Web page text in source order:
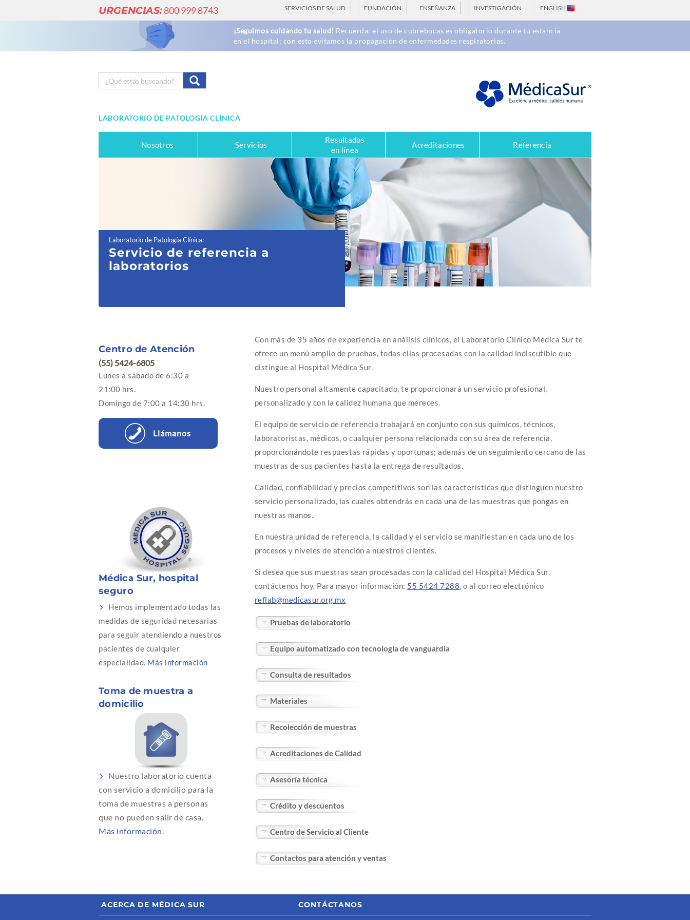
URGENCIAS:800 999 8743 SERVICIOS DE SALUD FUNDACIÓN ENSEÑANZA INVESTIGACIÓN ENGLISH
¡Seguimos cuidando tu salud! Recuerda: el uso de cubrebocas es obligatorio durante tu estancia
en el hospital; con esto evitamos la propagación de enfermedades respiratorias.
LABORATORIO DE PATOLOGÍA CLÍNICA
Nosotros Servicios
Resultados
en línea
Acreditaciones Referencia
Laboratorio de Patología Clínica:
Servicio de referencia a
laboratorios
Con más de 35 años de experiencia en análisis clínicos, el Laboratorio Clínico Médica Sur te
ofrece un menú amplio de pruebas, todas ellas procesadas con la calidad indiscutible que
distingue al Hospital Médica Sur.
Nuestro personal altamente capacitado, te proporcionará un servicio profesional,
personalizado y con la calidez humana que mereces.
El equipo de servicio de referencia trabajará en conjunto con sus químicos, técnicos,
laboratoristas, médicos, o cualquier persona relacionada con su área de referencia,
proporcionándote respuestas rápidas y oportunas; además de un seguimiento cercano de las
muestras de sus pacientes hasta la entrega de resultados.
Calidad, confiabilidad y precios competitivos son las características que distinguen nuestro
servicio personalizado, las cuales obtendrás en cada una de las muestras que pongas en
nuestras manos.
En nuestra unidad de referencia, la calidad y el servicio se manifiestan en cada uno de los
procesos y niveles de atención a nuestros clientes.
Si desea que sus muestras sean procesadas con la calidad del Hospital Médica Sur,
contáctenos hoy. Para mayor información: 55 5424 7288, o al correo electrónico
reflab@medicasur.org.mx
Pruebas de laboratorio
Equipo automatizado con tecnología de vanguardia
Consulta de resultados
Materiales
Recolección de muestras
Acreditaciones de Calidad
Asesoría técnica
Crédito y descuentos
Centro de Servicio al Cliente
Contactos para atención y ventas
Centro de Atención
(55) 5424-6805
Lunes a sábado de 6:30 a
21:00 hrs.
Domingo de 7:00 a 14:30 hrs.
Llámanos
Médica Sur, hospital
seguro
Hemos implementado todas las
medidas de seguridad necesarias
para seguir atendiendo a nuestros
pacientes de cualquier
especialidad. Más información
Toma de muestra a
domicilio
Nuestro laboratorio cuenta
con servicio a domicilio para la
toma de muestras a personas
que no pueden salir de casa.
Más información.
ACERCA DE MÉDICA SUR CONTÁCTANOS